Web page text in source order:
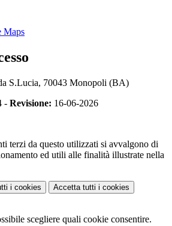
Maps
S.Lucia, 70043 Monopoli (BA)
- Revisione: 16-06-2026
terzi da questo utilizzati si avvalgono di
ed utili alle finalità illustrate nella
i cookies Accetta tutti i cookies
scegliere quali cookie consentire.